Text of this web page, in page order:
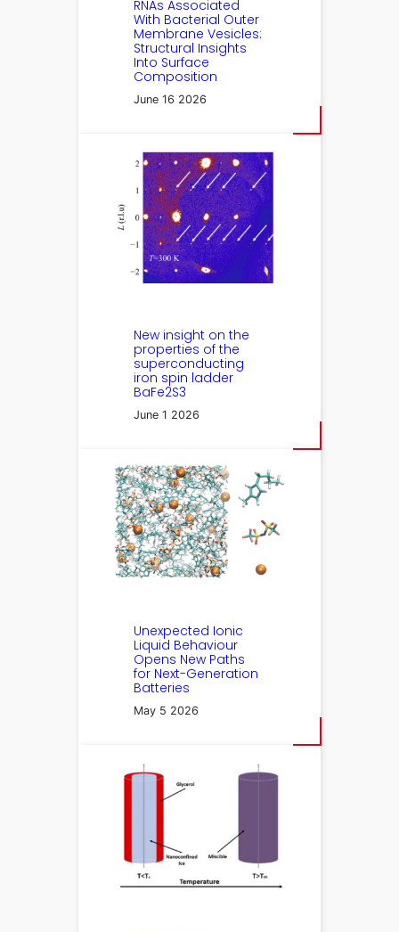
RNAs Associated
With Bacterial Outer
Membrane Vesicles:
Structural Insights
Into Surface
Composition
June 16 2026
New insight on the
properties of the
superconducting
iron spin ladder
BaFe2S3
June 1 2026
Unexpected Ionic
Liquid Behaviour
Opens New Paths
for Next-Generation
Batteries
May 5 2026